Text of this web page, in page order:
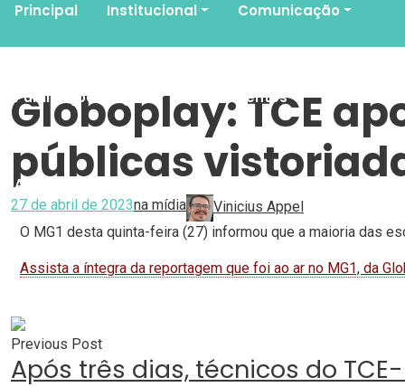
Principal Institucional Comunicação
Publicações Legais Documentos
Associe-se
Globoplay: TCE
públicas
27 de abril de 2023na mídia
Vinicius Appel
O MG1 desta quinta-feira (27) informou que a maioria das
Assista a íntegra da reportagem que foi ao ar no MG1, da
Previous Post
Após três dias, técnicos do